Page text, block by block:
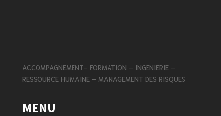
ACCOMPAGNEMENT- FORMATION – INGENIERIE –
RESSOURCE HUMAINE – MANAGEMENT DES RISQUES
MENU